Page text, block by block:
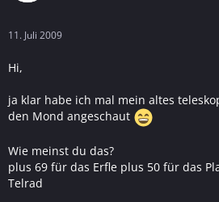
11. Juli 2009
Hi,
ja klar habe ich mal mein altes
den Mond angeschaut
Wie meinst du das?
plus 69 für das Erfle plus 50 für das
Telrad